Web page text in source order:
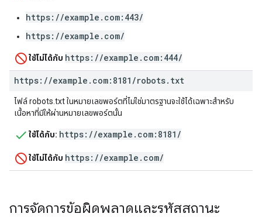
https://example.com:443/
https://example.com/
ใช้ไม่ได้กับ https://example.com:444/
https: //example . com:8181 /robots. txt
ไฟล์ robots.txt ในหมายเลขพอร์ตที่ไม่ใช่มาตรฐานจะใช้ได้เฉพาะสำหรับ
เนื้อหาที่มีให้ผ่านหมายเลขพอร์ตนั้น
ใช้ได้กับ: https://example.com:8181/
ใช้ไม่ได้กับ https://example.com/
การจัดการข้อผิดพลาดและรหัสสถานะ